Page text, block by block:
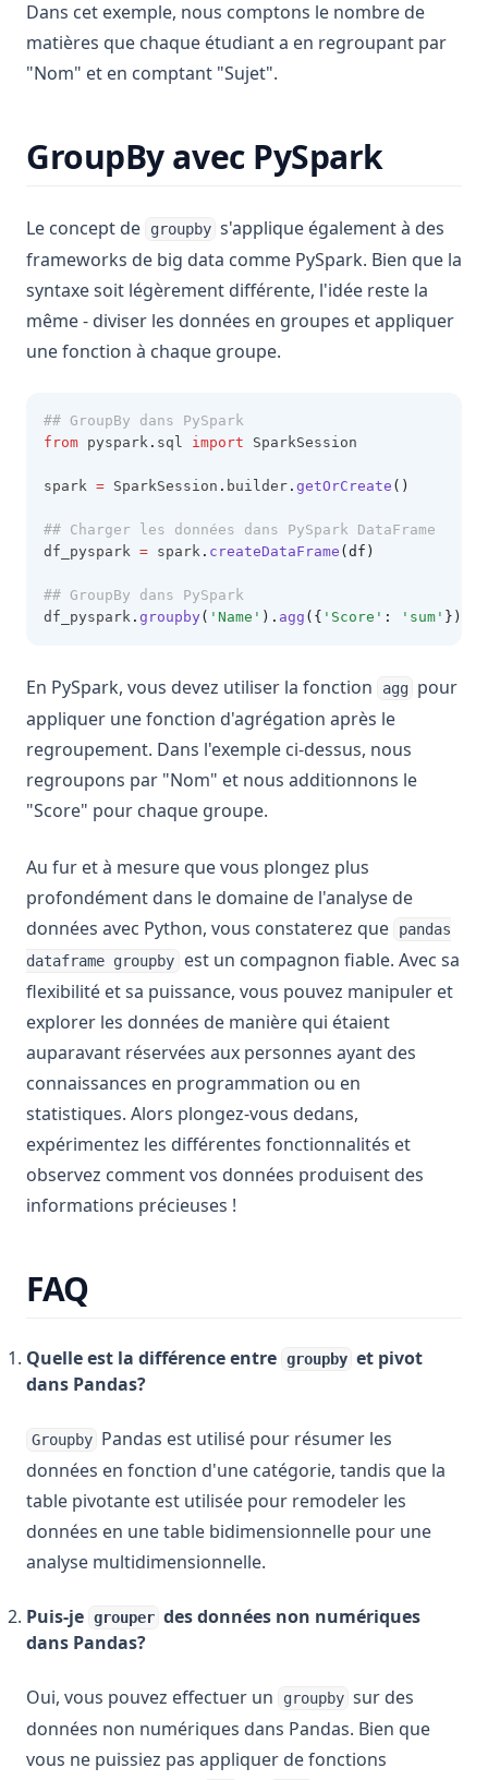
Dans cet exemple, nous comptons le nombre de
matières que chaque étudiant a en regroupant par
"Nom" et en comptant "Sujet".
GroupBy avec PySpark
Le concept de groupby s'applique également à des
frameworks de big data comme PySpark. Bien que la
syntaxe soit légèrement différente, l'idée reste la
même - diviser les données en groupes et appliquer
une fonction à chaque groupe.
## GroupBy dans PySpark
from pyspark . sql import SparkSession
spark = SparkSession . builder . getOrCreate ()
## Charger les données dans PySpark DataFrame
df_pyspark = spark . createDataFrame (df)
## GroupBy dans PySpark
df_pyspark . groupby ( 'Name' ). agg ({ 'Score' : 'sum' }).
En PySpark, vous devez utiliser la fonction agg pour
appliquer une fonction d'agrégation après le
regroupement. Dans l'exemple ci-dessus, nous
regroupons par "Nom" et nous additionnons le
"Score" pour chaque groupe.
Au fur et à mesure que vous plongez plus
profondément dans le domaine de l'analyse de
données avec Python, vous constaterez que
pandas
dataframe groupby
est un compagnon fiable. Avec sa
flexibilité et sa puissance, vous pouvez manipuler et
explorer les données de manière qui étaient
auparavant réservées aux personnes ayant des
connaissances en programmation ou en
statistiques. Alors plongez-vous dedans,
expérimentez les différentes fonctionnalités et
observez comment vos données produisent des
informations précieuses !
FAQ
Quelle est la différence entre groupby et pivot
dans Pandas?
Groupby Pandas est utilisé pour résumer les
données en fonction d'une catégorie, tandis que la
table pivotante est utilisée pour remodeler les
données en une table bidimensionnelle pour une
analyse multidimensionnelle.
Puis-je grouper des données non numériques
dans Pandas?
Oui, vous pouvez effectuer un groupby sur des
données non numériques dans Pandas. Bien que
vous ne puissiez pas appliquer de fonctions